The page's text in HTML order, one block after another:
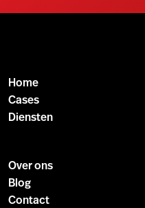
Home
Cases
Diensten
Over ons
Blog
Contact